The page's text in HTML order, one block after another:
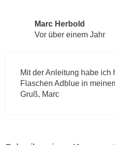
Marc Herbold
Vor über einem Jahr
Mit der Anleitung habe ich
Flaschen Adblue in
Gruß, Marc